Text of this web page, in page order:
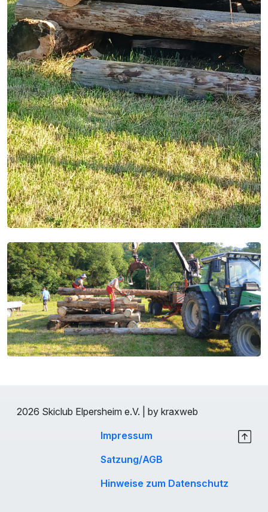
2026 Skiclub Elpersheim e.V. | by kraxweb
Impressum
Satzung/AGB
Hinweise zum Datenschutz